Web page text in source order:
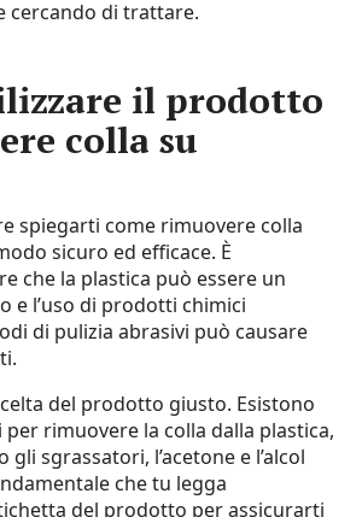
cercando di trattare.
il prodotto
colla su
spiegarti come rimuovere colla
sicuro ed efficace. È
che la plastica può essere un
e l’uso di prodotti chimici
di pulizia abrasivi può causare
del prodotto giusto. Esistono
rimuovere la colla dalla plastica,
gli sgrassatori, l’acetone e l’alcol
che tu legga
del prodotto per assicurarti